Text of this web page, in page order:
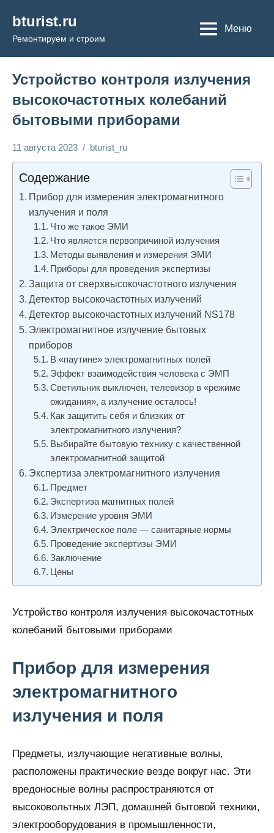
содержимому
bturist.ru
Ремонтируем и строим
Меню
Устройство контроля излучения
высокочастотных колебаний
бытовыми приборами
электрика
11 августа 2023 bturist_ru
комментариев
Содержание
Прибор для измерения электромагнитного
излучения и поля
Что же такое ЭМИ
Что является первопричиной излучения
Методы выявления и измерения ЭМИ
Приборы для проведения экспертизы
Защита от сверхвысокочастотного излучения
Детектор высокочастотных излучений
Детектор высокочастотных излучений NS178
Электромагнитное излучение бытовых
приборов
В «паутине» электромагнитных полей
Эффект взаимодействия человека с ЭМП
Светильник выключен, телевизор в «режиме
ожидания», а излучение осталось!
Как защитить себя и близких от
электромагнитного излучения?
Выбирайте бытовую технику с качественной
электромагнитной защитой
Экспертиза электромагнитного излучения
Предмет
Экспертиза магнитных полей
Измерение уровня ЭМИ
Электрическое поле — санитарные нормы
Проведение экспертизы ЭМИ
Заключение
Цены
Устройство контроля излучения высокочастотных
колебаний бытовыми приборами
Прибор для измерения
электромагнитного
излучения и поля
Предметы, излучающие негативные волны,
расположены практические везде вокруг нас. Эти
вредоносные волны распространяются от
высоковольтных ЛЭП, домашней бытовой техники,
электрооборудования в промышленности,